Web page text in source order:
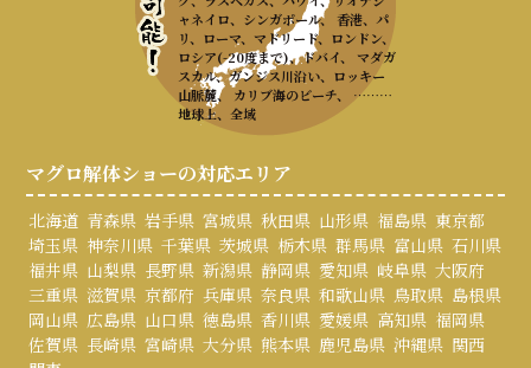
ャネイロ、シンガポール、 香港、パ
リ、ローマ、マドリード、ロンドン、
ロシア(-20度まで)、ドバイ、 マダガ
スカル、ガンジス川沿い、ロッキー
山脈麓、 カリブ海のビーチ、 ………
地球上、全域
マグロ解体ショーの対応エリア
北海道 青森県 岩手県 宮城県 秋田県 山形県 福島県 東京都
埼玉県 神奈川県 千葉県 茨城県 栃木県 群馬県 富山県 石川県
福井県 山梨県 長野県 新潟県 静岡県 愛知県 岐阜県 大阪府
三重県 滋賀県 京都府 兵庫県 奈良県 和歌山県 鳥取県 島根県
岡山県 広島県 山口県 徳島県 香川県 愛媛県 高知県 福岡県
佐賀県 長崎県 宮崎県 大分県 熊本県 鹿児島県 沖縄県 関西